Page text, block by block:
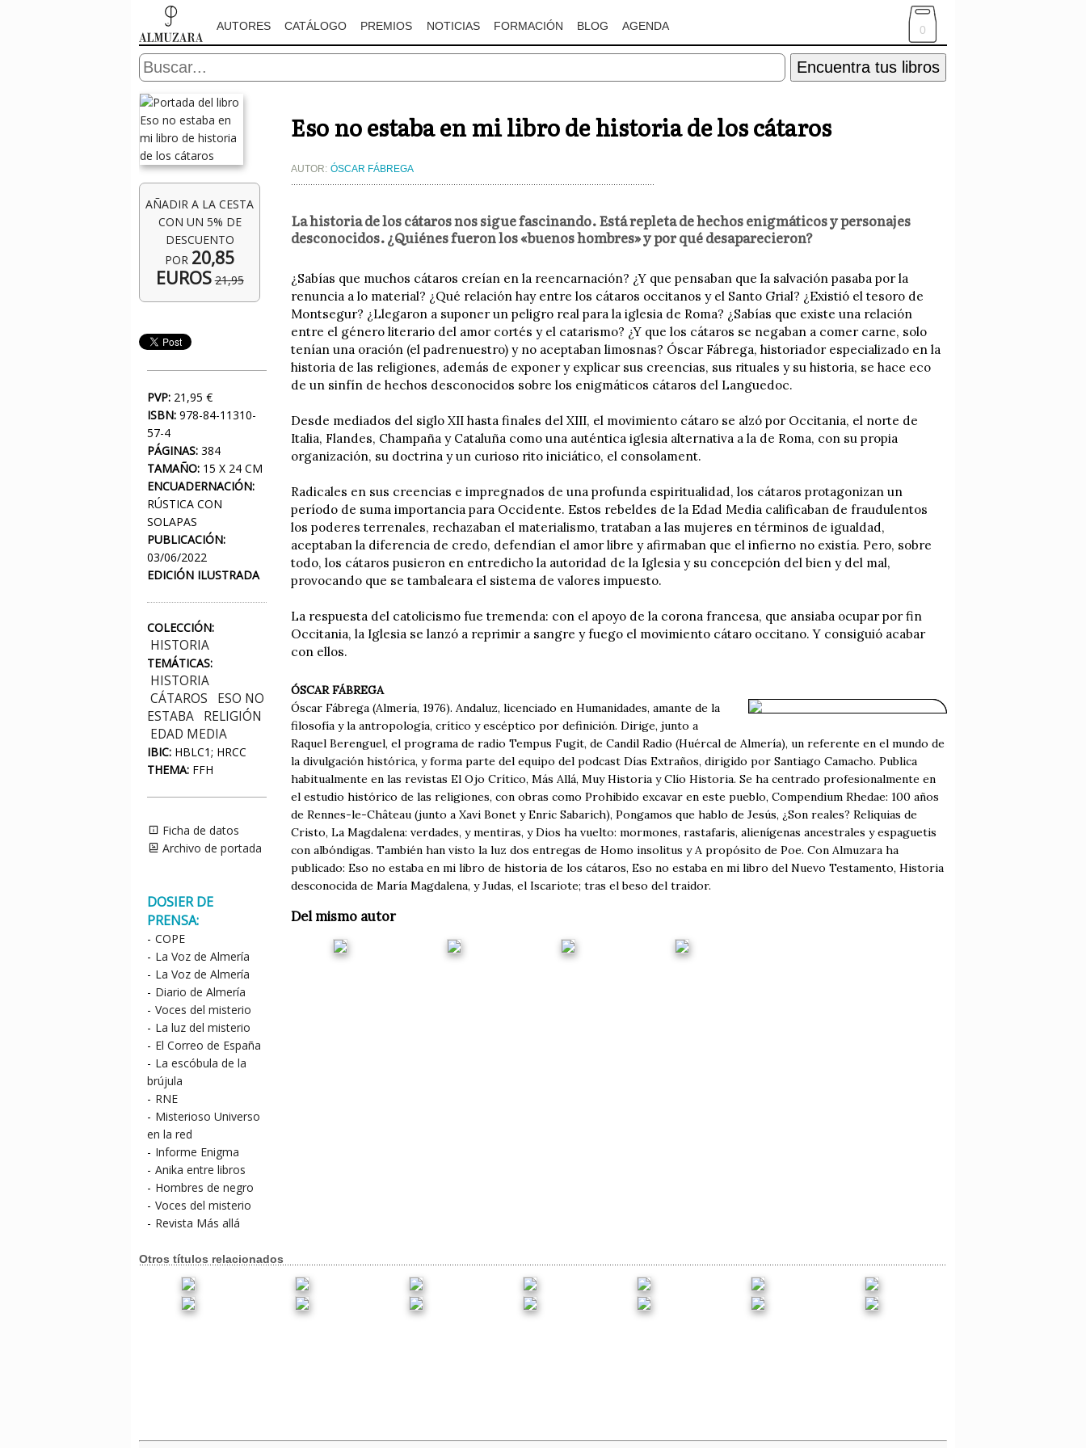
AUTORES CATÁLOGO PREMIOS NOTICIAS FORMACIÓN BLOG AGENDA 0
Encuentra tus libros
AÑADIR A LA CESTA
CON UN 5% DE
DESCUENTO
POR 20,85
EUROS 21,95
PVP: 21,95 €
ISBN: 978-84-11310-
57-4
PÁGINAS: 384
TAMAÑO: 15 X 24 CM
ENCUADERNACIÓN:
RÚSTICA CON
SOLAPAS
PUBLICACIÓN:
03/06/2022
EDICIÓN ILUSTRADA
COLECCIÓN:
HISTORIA
TEMÁTICAS:
HISTORIA
CÁTAROS
ESO NO
ESTABA
RELIGIÓN
EDAD MEDIA
IBIC: HBLC1; HRCC
THEMA: FFH
Ficha de datos
Archivo de portada
DOSIER DE
PRENSA:
- COPE
- La Voz de Almería
- La Voz de Almería
- Diario de Almería
- Voces del misterio
- La luz del misterio
- El Correo de España
- La escóbula de la
brújula
- RNE
- Misterioso Universo
en la red
- Informe Enigma
- Anika entre libros
- Hombres de negro
- Voces del misterio
- Revista Más allá
Eso no estaba en mi libro de historia de los cátaros
AUTOR: ÓSCAR FÁBREGA
La historia de los cátaros nos sigue fascinando. Está repleta de hechos enigmáticos y personajes
desconocidos. ¿Quiénes fueron los «buenos hombres» y por qué desaparecieron?
¿Sabías que muchos cátaros creían en la reencarnación? ¿Y que pensaban que la salvación pasaba por la
renuncia a lo material? ¿Qué relación hay entre los cátaros occitanos y el Santo Grial? ¿Existió el tesoro de
Montsegur? ¿Llegaron a suponer un peligro real para la iglesia de Roma? ¿Sabías que existe una relación
entre el género literario del amor cortés y el catarismo? ¿Y que los cátaros se negaban a comer carne, solo
tenían una oración (el padrenuestro) y no aceptaban limosnas? Óscar Fábrega, historiador especializado en la
historia de las religiones, además de exponer y explicar sus creencias, sus rituales y su historia, se hace eco
de un sinfín de hechos desconocidos sobre los enigmáticos cátaros del Languedoc.
Desde mediados del siglo XII hasta finales del XIII, el movimiento cátaro se alzó por Occitania, el norte de
Italia, Flandes, Champaña y Cataluña como una auténtica iglesia alternativa a la de Roma, con su propia
organización, su doctrina y un curioso rito iniciático, el consolament.
Radicales en sus creencias e impregnados de una profunda espiritualidad, los cátaros protagonizan un
período de suma importancia para Occidente. Estos rebeldes de la Edad Media calificaban de fraudulentos
los poderes terrenales, rechazaban el materialismo, trataban a las mujeres en términos de igualdad,
aceptaban la diferencia de credo, defendían el amor libre y afirmaban que el infierno no existía. Pero, sobre
todo, los cátaros pusieron en entredicho la autoridad de la Iglesia y su concepción del bien y del mal,
provocando que se tambaleara el sistema de valores impuesto.
La respuesta del catolicismo fue tremenda: con el apoyo de la corona francesa, que ansiaba ocupar por fin
Occitania, la Iglesia se lanzó a reprimir a sangre y fuego el movimiento cátaro occitano. Y consiguió acabar
con ellos.
ÓSCAR FÁBREGA
Óscar Fábrega (Almería, 1976). Andaluz, licenciado en Humanidades, amante de la
filosofía y la antropología, crítico y escéptico por definición. Dirige, junto a
Raquel Berenguel, el programa de radio Tempus Fugit, de Candil Radio (Huércal de Almería), un referente en el mundo de
la divulgación histórica, y forma parte del equipo del podcast Días Extraños, dirigido por Santiago Camacho. Publica
habitualmente en las revistas El Ojo Crítico, Más Allá, Muy Historia y Clío Historia. Se ha centrado profesionalmente en
el estudio histórico de las religiones, con obras como Prohibido excavar en este pueblo, Compendium Rhedae: 100 años
de Rennes-le-Château (junto a Xavi Bonet y Enric Sabarich), Pongamos que hablo de Jesús, ¿Son reales? Reliquias de
Cristo, La Magdalena: verdades, y mentiras, y Dios ha vuelto: mormones, rastafaris, alienígenas ancestrales y espaguetis
con albóndigas. También han visto la luz dos entregas de Homo insolitus y A propósito de Poe. Con Almuzara ha
publicado: Eso no estaba en mi libro de historia de los cátaros, Eso no estaba en mi libro del Nuevo Testamento, Historia
desconocida de María Magdalena, y Judas, el Iscariote; tras el beso del traidor.
Del mismo autor
Otros títulos relacionados